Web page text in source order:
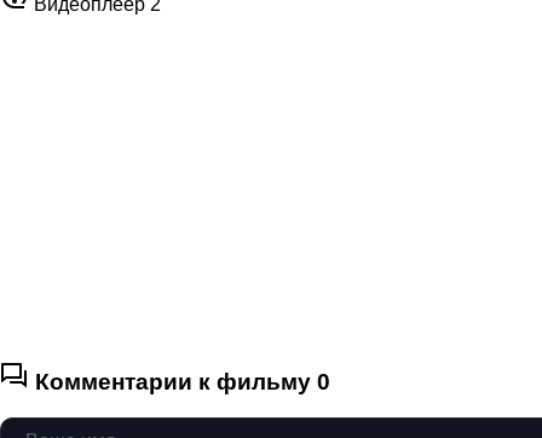
Видеоплеер 2
Комментарии к фильму 0